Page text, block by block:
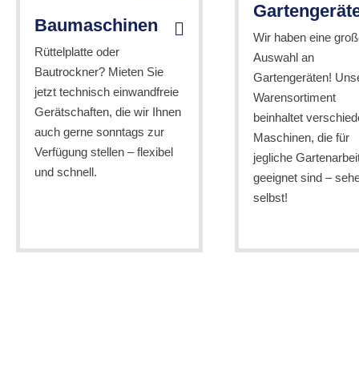
Baumaschinen
Rüttelplatte oder
Bautrockner? Mieten Sie
jetzt technisch einwandfreie
Gerätschaften, die wir Ihnen
auch gerne sonntags zur
Verfügung stellen – flexibel
und schnell.
Wir haben eine
Auswahl an
Gartengeräten!
Warensortiment
beinhaltet
Maschinen, die für
jegliche
geeignet sind –
selbst!